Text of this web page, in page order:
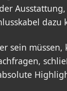
dazu
sein